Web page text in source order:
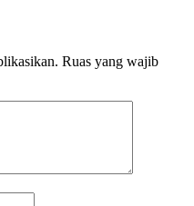
Ruas yang wajib